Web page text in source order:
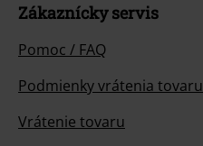
Zákaznícky servis
Pomoc / FAQ
Podmienky vrátenia tovaru
Vrátenie tovaru